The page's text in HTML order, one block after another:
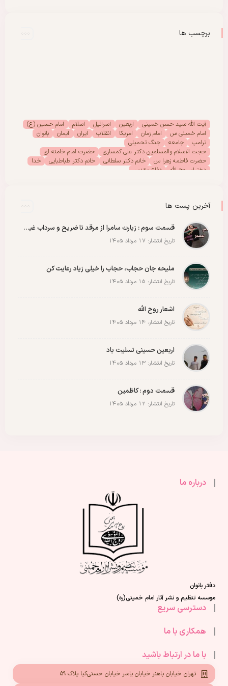
برچسب ها
آیت الله سید حسن خمینی اربعین اسرائیل اسلام
امام حسین (ع)
امام خمینی س
امام زمان امریکا انقلاب ایران ایمان
بانوان
ترامپ
جامعه
جنگ تحمیلی
حجت الاسلام والمسلمین دکتر علی کمساری
حضرت امام خامنه ای
حضرت فاطمه زهرا س
خانم دکتر سلطانی خانم دکتر طباطبایی
خدا
دختران روح الله
دفاع مقدس
مادران شهدا
مجمع دختران روح اللهآخرین پست ها
قسمت سوم : زیارت سامرا از مرقد تا ضریح و سرداب غیبت امام زمان عجل الله رو با عشق ببینید
تاریخ انتشار: 17 مرداد 1405
ملیحه جان حجاب، حجاب را خیلی زیاد رعایت کن
تاریخ انتشار: 15 مرداد 1405
اشعار روح الله
تاریخ انتشار: 14 مرداد 1405
اربعین حسینی تسلیت باد
تاریخ انتشار: 13 مرداد 1405
قسمت دوم : کاظمین
تاریخ انتشار: 12 مرداد 1405
درباره ما
دفتر بانوان
موسسه تنظیم و نشر آثار امام خمینی(ره)
دسترسی سریع
همکاری با ما
با ما در ارتباط باشید
تهران خیابان باهنر خیابان یاسر خیابان حسنی‌کیا پلاک ۵۹